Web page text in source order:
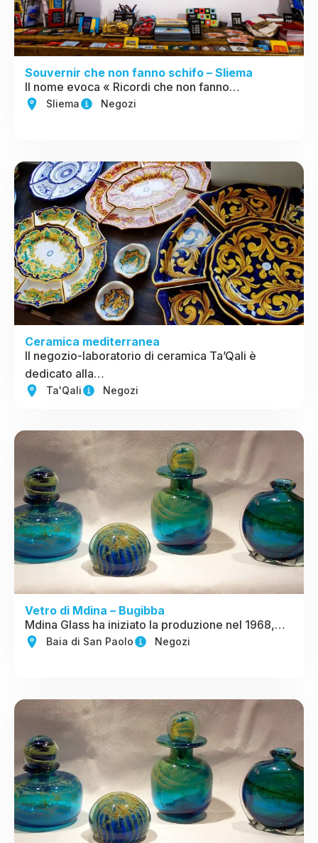
Souvernir che non fanno schifo – Sliema
Il nome evoca « Ricordi che non fanno…
Sliema Negozi
Ceramica mediterranea
Il negozio-laboratorio di ceramica Ta’Qali è
dedicato alla…
Ta'Qali Negozi
Vetro di Mdina – Bugibba
Mdina Glass ha iniziato la produzione nel 1968,…
Baia di San Paolo Negozi